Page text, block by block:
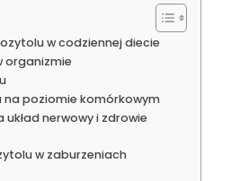
w codziennej diecie
organizmie
na poziomie komórkowym
układ nerwowy i zdrowie
w zaburzeniach